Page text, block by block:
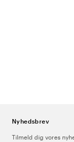
Nyhedsbrev
Tilmeld dig vores